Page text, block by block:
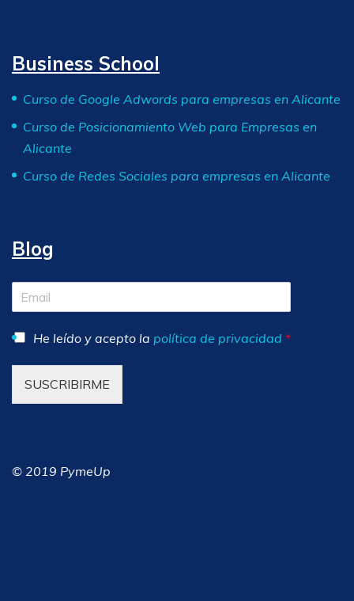
Business School
Curso de Google Adwords para empresas en Alicante
Curso de Posicionamiento Web para Empresas en
Alicante
Curso de Redes Sociales para empresas en Alicante
Blog
He leído y acepto la política de privacidad *
SUSCRIBIRME
© 2019 PymeUp